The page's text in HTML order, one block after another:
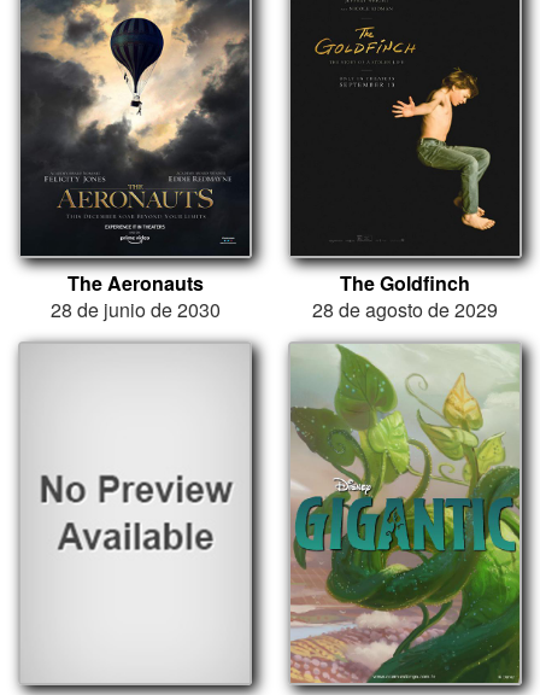
The Aeronauts
28 de junio de 2030
The Goldfinch
28 de agosto de 2029